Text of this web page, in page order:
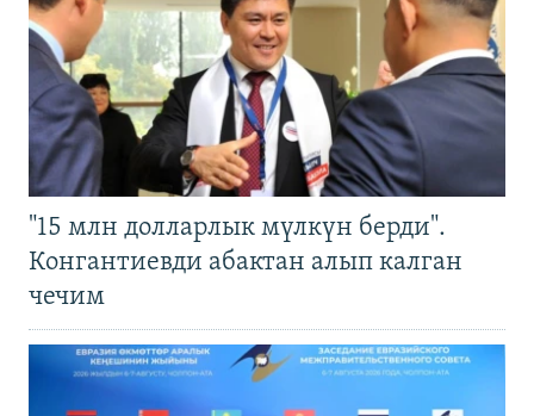
"15 млн долларлык мүлкүн берди".
Конгантиевди абактан алып калган
чечим